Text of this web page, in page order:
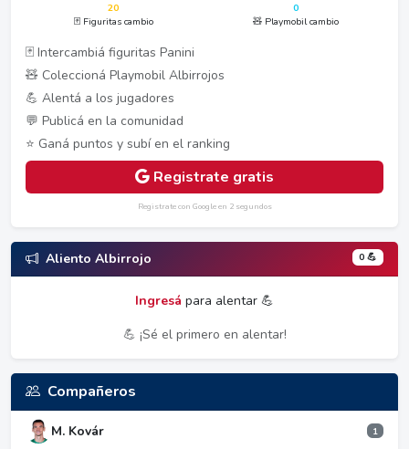
20
🃏 Figuritas cambio
0
🧸 Playmobil cambio
🃏 Intercambiá figuritas Panini
🧸 Coleccioná Playmobil Albirrojos
💪 Alentá a los jugadores
💬 Publicá en la comunidad
⭐ Ganá puntos y subí en el ranking
Registrate gratis
Registrate con Google en 2 segundos
Aliento Albirrojo 0 💪
Ingresá para alentar 💪
💪 ¡Sé el primero en alentar!
Compañeros
M. Kovár 1